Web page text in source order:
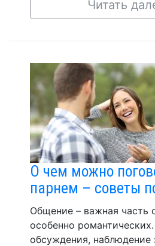
Читать
О чем можно
парнем – советы
Общение – важная часть
особенно
обсуждения,